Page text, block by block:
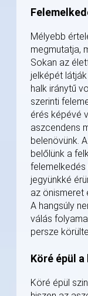
Mélyebb
megmutatja,
Sokan az
jelképét
halk iránytű
szerinti
érés képévé
aszcendens
belenövünk.
belőlünk a
felemelkedés
jegyünkké
az önismeret
A hangsúly
válás
persze
Köré épül
Köré épül